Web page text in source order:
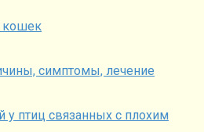
кошек
симптомы, лечение
у птиц связанных с плохим